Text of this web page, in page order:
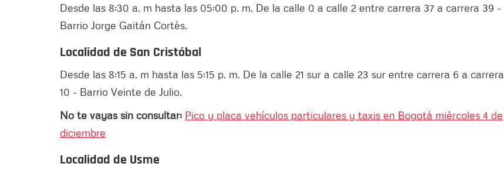
Desde las 8:30 a. m hasta las 05:00 p. m. De la calle 0 a calle 2 entre carrera 37 a carrera 39 -
Barrio Jorge Gaitán Cortés.
Localidad de San Cristóbal
Desde las 8:15 a. m hasta las 5:15 p. m. De la calle 21 sur a calle 23 sur entre carrera 6 a carrera
10 - Barrio Veinte de Julio.
No te vayas sin consultar: Pico y placa vehículos particulares y taxis en Bogotá miércoles 4 de
diciembre
Localidad de Usme